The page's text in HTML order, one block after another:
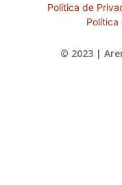
Política de
Política
© 2023 |